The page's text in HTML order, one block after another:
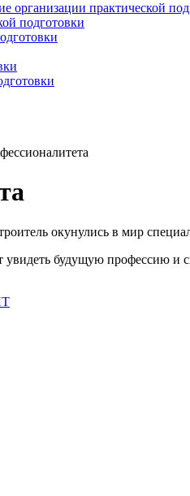
организации практической
подготовки
окунулись в мир
увидеть будущую профессию